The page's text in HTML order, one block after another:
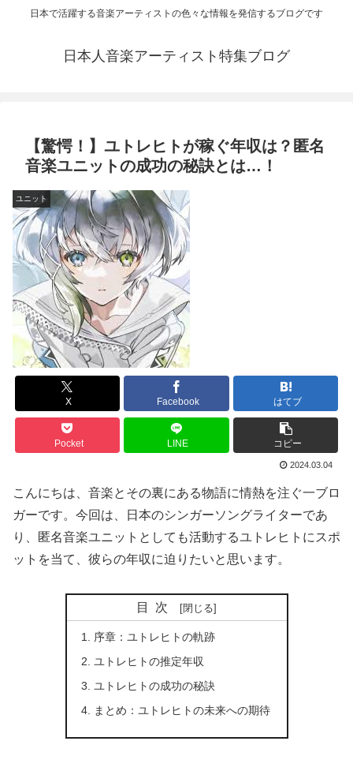
日本で活躍する音楽アーティストの色々な情報を発信するブログです
日本人音楽アーティスト特集ブログ
【驚愕！】ユトレヒトが稼ぐ年収は？匿名
音楽ユニットの成功の秘訣とは…！
ユニット
X Facebook はてブ
Pocket LINE コピー
2024.03.04
こんにちは、音楽とその裏にある物語に情熱を注ぐ一ブロ
ガーです。今回は、日本のシンガーソングライターであ
り、匿名音楽ユニットとしても活動するユトレヒトにスポ
ットを当て、彼らの年収に迫りたいと思います。
目次
序章：ユトレヒトの軌跡
ユトレヒトの推定年収
ユトレヒトの成功の秘訣
まとめ：ユトレヒトの未来への期待